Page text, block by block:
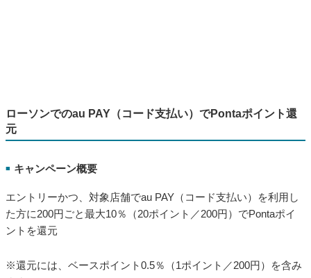
※店舗をリストで表示する場合